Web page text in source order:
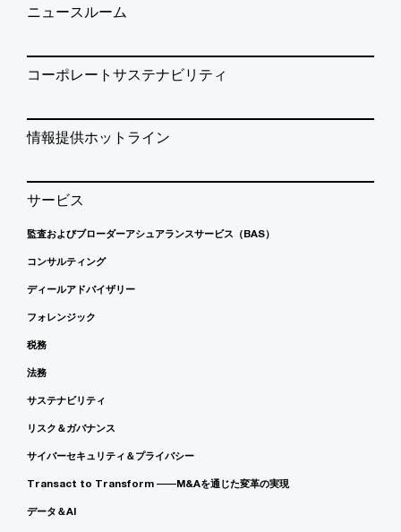
ニュースルーム
コーポレートサステナビリティ
情報提供ホットライン
サービス
監査およびブローダーアシュアランスサービス（BAS）
コンサルティング
ディールアドバイザリー
フォレンジック
税務
法務
サステナビリティ
リスク＆ガバナンス
サイバーセキュリティ＆プライバシー
Transact to Transform ――M&Aを通じた変革の実現
データ＆AI